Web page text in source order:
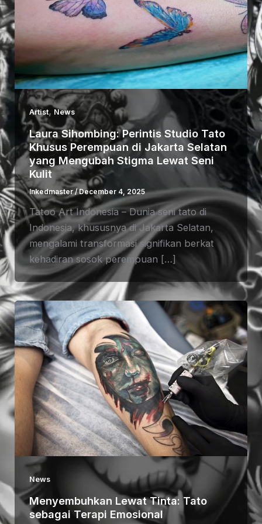
Artist, News
Laura Sihombing: Perintis Studio Tato
Khusus Perempuan di Jakarta Selatan
yang Mengubah Stigma Lewat Seni
Kulit
Inkedmaster/December 4, 2025
Tatoo Art Indonesia – Dunia seni tato di
Indonesia, khususnya di Jakarta Selatan,
mengalami transformasi signifikan berkat
kehadiran sosok perempuan […]
News
Menyembuhkan Lewat Tinta: Tato
sebagai Terapi Emosional